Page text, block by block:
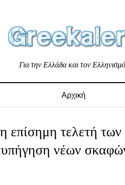
Για την Ελλάδα και τον Ελληνισμό
Αρχική
επίσημη τελετή
νέων